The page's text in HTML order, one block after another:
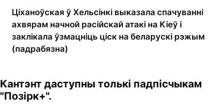
Ціханоўская ў Хельсінкі выказала спачуванні
ахвярам начной расійскай атакі на Кіеў і
заклікала ўзмацніць ціск на беларускі рэжым
(падрабязна)
Кантэнт даступны толькі падпісчыкам
"Позірк+".